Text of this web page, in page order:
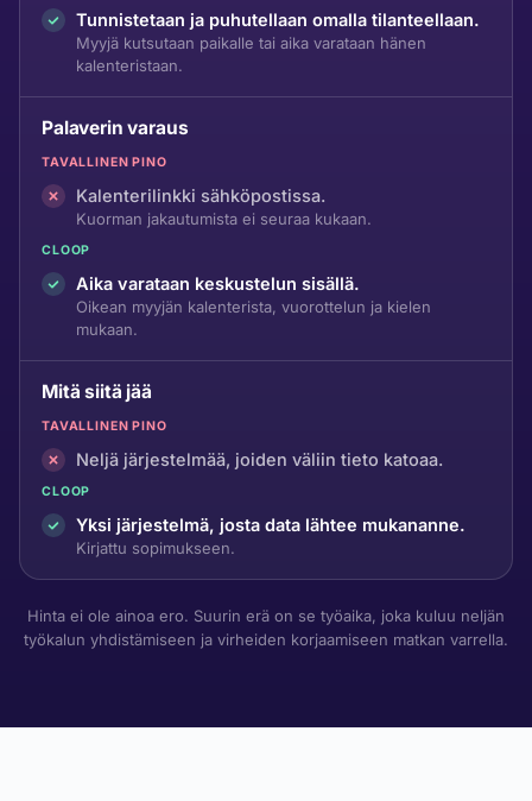
Tunnistetaan ja puhutellaan omalla tilanteellaan.
Myyjä kutsutaan paikalle tai aika varataan hänen
kalenteristaan.
Palaverin varaus
TAVALLINEN PINO
Kalenterilinkki sähköpostissa.
Kuorman jakautumista ei seuraa kukaan.
CLOOP
Aika varataan keskustelun sisällä.
Oikean myyjän kalenterista, vuorottelun ja kielen
mukaan.
Mitä siitä jää
TAVALLINEN PINO
Neljä järjestelmää, joiden väliin tieto katoaa.
CLOOP
Yksi järjestelmä, josta data lähtee mukananne.
Kirjattu sopimukseen.
Hinta ei ole ainoa ero. Suurin erä on se työaika, joka kuluu neljän
työkalun yhdistämiseen ja virheiden korjaamiseen matkan varrella.